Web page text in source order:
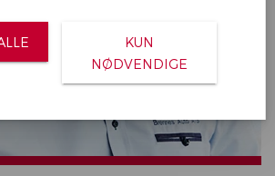
KUN
NØDVENDIGE